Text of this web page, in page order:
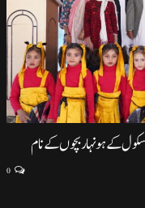
کے ہونہار بچوں کے نام
0